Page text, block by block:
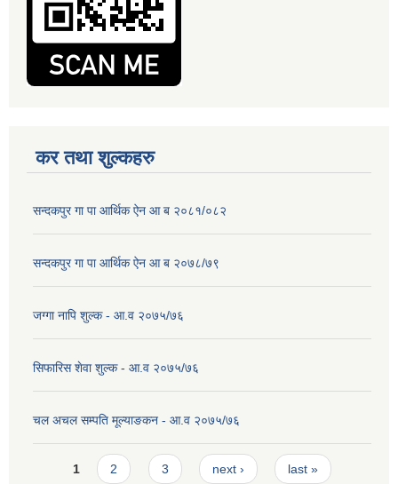
कर तथा शुल्कहरु
सन्दकपुर गा पा आर्थिक ऐन आ ब २०८१/०८२
सन्दकपुर गा पा आर्थिक ऐन आ ब २०७८/७९
जग्गा नापि शुल्क - आ.व २०७५/७६
सिफारिस शेवा शुल्क - आ.व २०७५/७६
चल अचल सम्पति मूल्याङकन - आ.व २०७५/७६
Pages
1 2 3 next › last »